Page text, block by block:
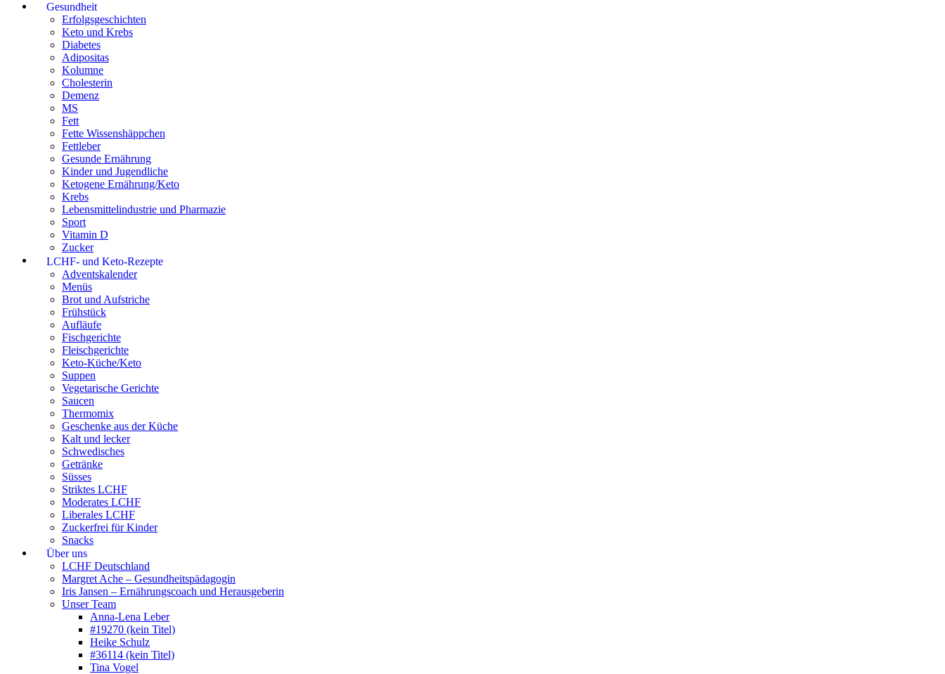
Gesundheit
Erfolgsgeschichten
Keto und Krebs
Diabetes
Adipositas
Kolumne
Cholesterin
Demenz
MS
Fett
Fette Wissenshäppchen
Fettleber
Gesunde Ernährung
Kinder und Jugendliche
Ketogene Ernährung/Keto
Krebs
Lebensmittelindustrie und Pharmazie
Sport
Vitamin D
Zucker
LCHF- und Keto-Rezepte
Adventskalender
Menüs
Brot und Aufstriche
Frühstück
Aufläufe
Fischgerichte
Fleischgerichte
Keto-Küche/Keto
Suppen
Vegetarische Gerichte
Saucen
Thermomix
Geschenke aus der Küche
Kalt und lecker
Schwedisches
Getränke
Süsses
Striktes LCHF
Moderates LCHF
Liberales LCHF
Zuckerfrei für Kinder
Snacks
Über uns
LCHF Deutschland
Margret Ache – Gesundheitspädagogin
Iris Jansen – Ernährungscoach und Herausgeberin
Unser Team
Anna-Lena Leber
#19270 (kein Titel)
Heike Schulz
#36114 (kein Titel)
Tina Vogel